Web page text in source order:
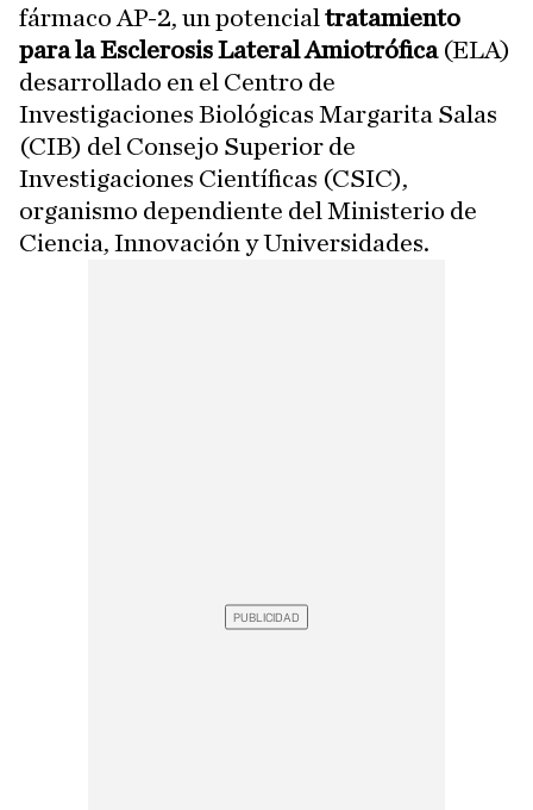
fármaco AP-2, un potencial tratamiento
para la Esclerosis Lateral Amiotrófica(ELA)
desarrollado en el Centro de
Investigaciones Biológicas Margarita Salas
(CIB) del Consejo Superior de
Investigaciones Científicas (CSIC),
organismo dependiente del Ministerio de
Ciencia, Innovación y Universidades.